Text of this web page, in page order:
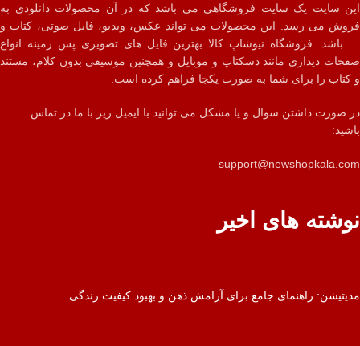
این سایت یک سایت فروشگاهی می باشد که در آن محصولات دانلودی به
فروش می رسد. این محصولات می تواند عکس، ویدیو، فایل صوتی، کتاب و
… باشد. فروشگاه نیوشاپ کالا بهترین فایل های تصویری پس زمینه انواع
صفحات دیداری مانند دسکتاپ و موبایل و همچنین موسیقی بدون کلام، مستند
و کتاب را برای شما به صورت یکجا فراهم کرده است.
در صورت داشتن سوال و یا مشکل می توانید با ایمیل زیر با ما در تماس
باشید:
support@newshopkala.com
نوشته های اخیر
مدیتیشن: راهنمای جامع برای آرامش ذهن و بهبود کیفیت زندگی